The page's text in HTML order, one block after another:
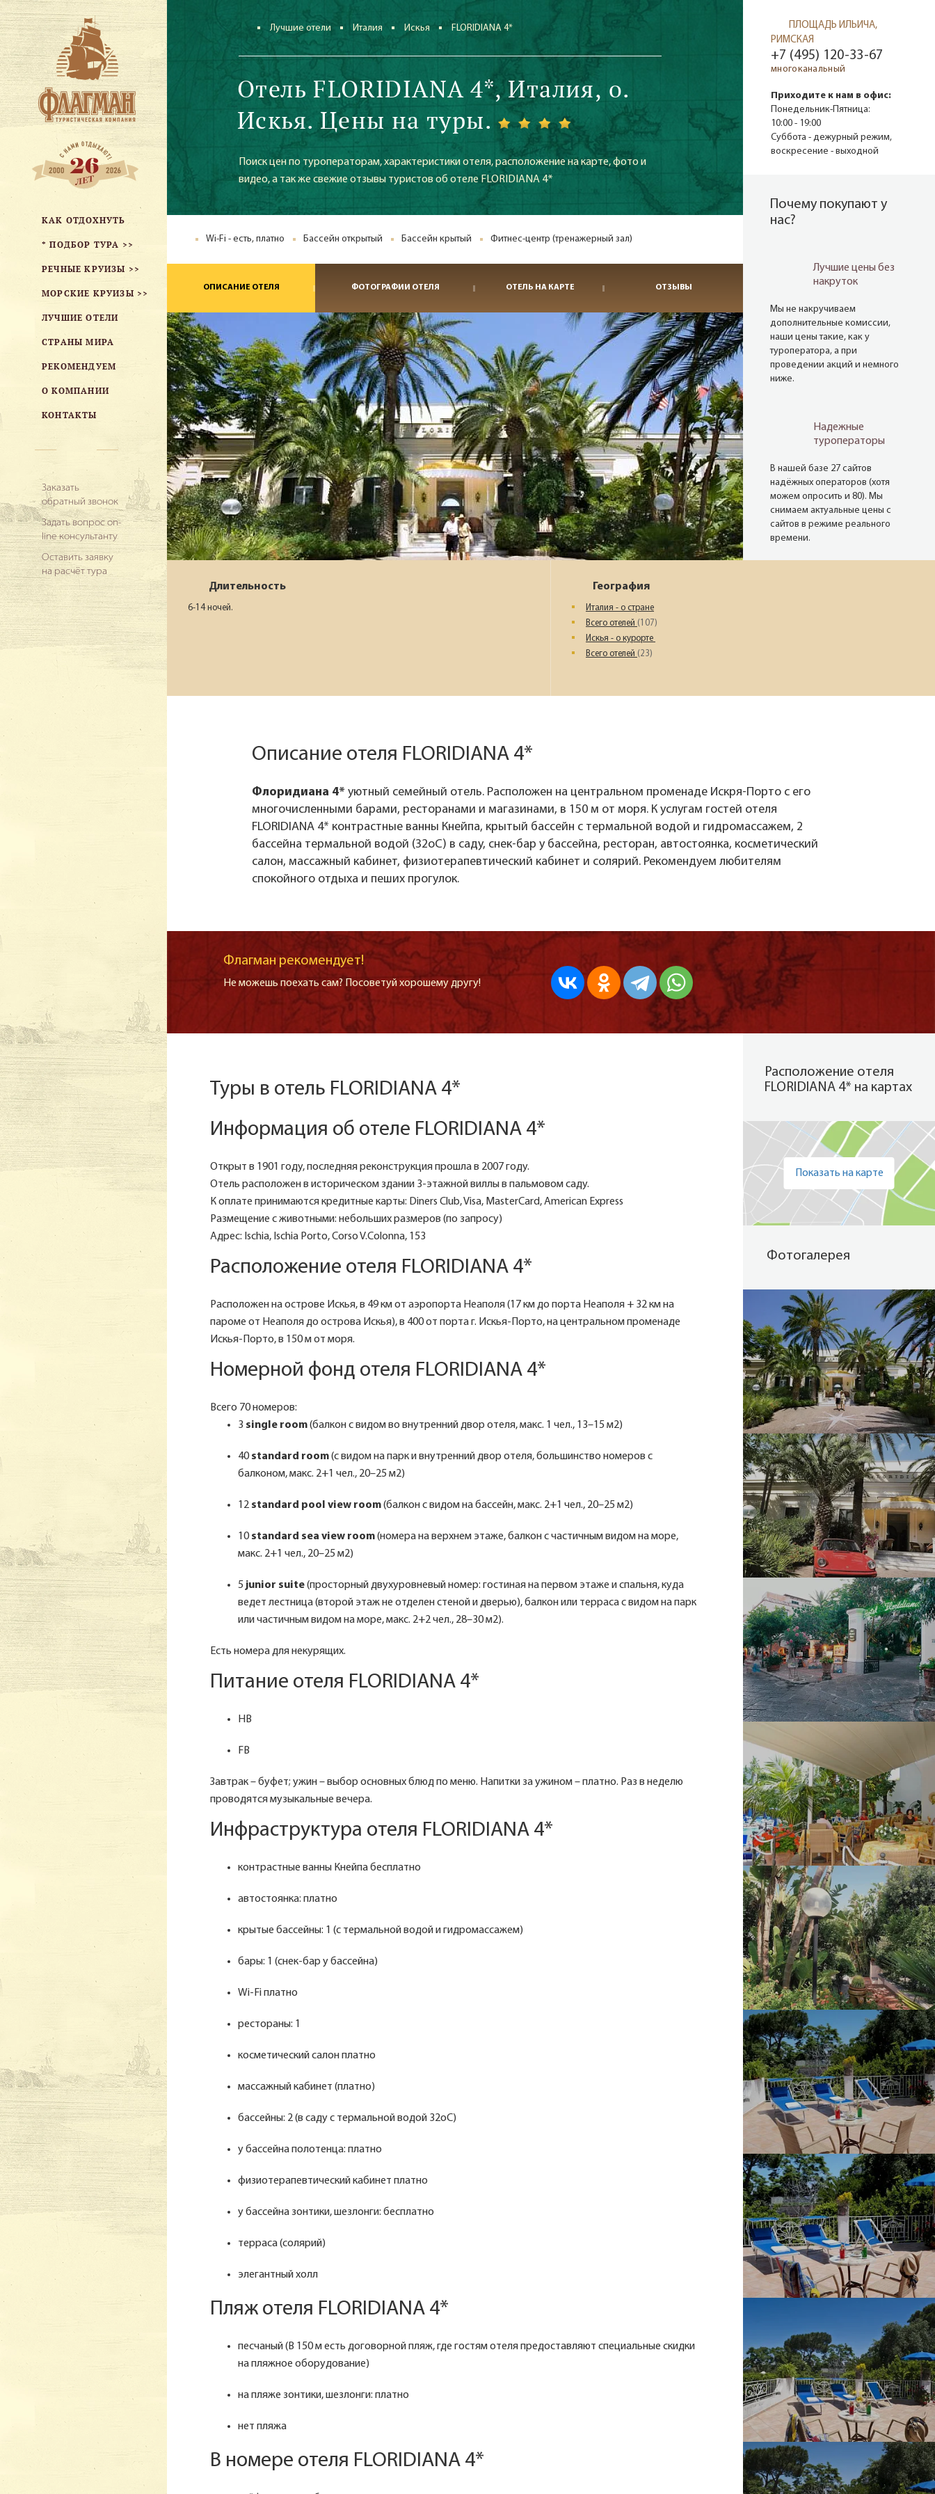
КАК ОТДОХНУТЬ
* ПОДБОР ТУРА >>
РЕЧНЫЕ КРУИЗЫ >>
МОРСКИЕ КРУИЗЫ >>
ЛУЧШИЕ ОТЕЛИ
СТРАНЫ МИРА
РЕКОМЕНДУЕМ
О КОМПАНИИ
КОНТАКТЫ
Заказать
обратный звонок
Задать вопрос on-
line консультанту
Оставить заявку
на расчёт тура
Лучшие отели Италия Искья FLORIDIANA 4*
Отель FLORIDIANA 4*, Италия, о.
Искья. Цены на туры.
Поиск цен по туроператорам, характеристики отеля, расположение на карте, фото и
видео, а так же свежие отзывы туристов об отеле FLORIDIANA 4*
Wi-Fi - есть, платно Бассейн открытый Бассейн крытый Фитнес-центр (тренажерный зал)
ОПИСАНИЕ ОТЕЛЯ ФОТОГРАФИИ ОТЕЛЯ ОТЕЛЬ НА КАРТЕ ОТЗЫВЫ
ПЛОЩАДЬ ИЛЬИЧА,
РИМСКАЯ
+7 (495) 120-33-67
многоканальный
Приходите к нам в офис:
Понедельник-Пятница:
10:00 - 19:00
Суббота - дежурный режим,
воскресение - выходной
Почему покупают у
нас?
Лучшие цены без
накруток
Мы не накручиваем
дополнительные комиссии,
наши цены такие, как у
туроператора, а при
проведении акций и немного
ниже.
Надежные
туроператоры
В нашей базе 27 сайтов
надёжных операторов (хотя
можем опросить и 80). Мы
снимаем актуальные цены с
сайтов в режиме реального
времени.
рекламные туры.
Мы не продаём туры он-лайн.
убедится в наличии тура по
указанной цене и только после
это связывается с клиентом.
Да! Это не современно, но зато
Длительность
6-14 ночей.
География
Италия - о стране
Всего отелей (107)
Искья - о курорте
Всего отелей (23)
Описание отеля FLORIDIANA 4*
Флоридиана 4* уютный семейный отель. Расположен на центральном променаде Искря-Порто с его
многочисленными барами, ресторанами и магазинами, в 150 м от моря. К услугам гостей отеля
FLORIDIANA 4* контрастные ванны Кнейпа, крытый бассейн с термальной водой и гидромассажем, 2
бассейна термальной водой (32оС) в саду, снек-бар у бассейна, ресторан, автостоянка, косметический
салон, массажный кабинет, физиотерапевтический кабинет и солярий. Рекомендуем любителям
спокойного отдыха и пеших прогулок.
Флагман рекомендует!
Не можешь поехать сам? Посоветуй хорошему другу!
Туры в отель FLORIDIANA 4*
Информация об отеле FLORIDIANA 4*
Открыт в 1901 году, последняя реконструкция прошла в 2007 году.
Отель расположен в историческом здании 3-этажной виллы в пальмовом саду.
К оплате принимаются кредитные карты: Diners Club, Visa, MasterCard, American Express
Размещение с животными: небольших размеров (по запросу)
Адрес: Ischia, Ischia Porto, Corso V.Colonna, 153
Расположение отеля FLORIDIANA 4*
Расположен на острове Искья, в 49 км от аэропорта Неаполя (17 км до порта Неаполя + 32 км на
пароме от Неаполя до острова Искья), в 400 от порта г. Искья-Порто, на центральном променаде
Искья-Порто, в 150 м от моря.
Номерной фонд отеля FLORIDIANA 4*
Всего 70 номеров:
3 single room(балкон с видом во внутренний двор отеля, макс. 1 чел., 13–15 м2)
40 standard room(с видом на парк и внутренний двор отеля, большинство номеров с
балконом, макс. 2+1 чел., 20–25 м2)
12 standard pool view room(балкон с видом на бассейн, макс. 2+1 чел., 20–25 м2)
10 standard sea view room(номера на верхнем этаже, балкон с частичным видом на море,
макс. 2+1 чел., 20–25 м2)
5 junior suite(просторный двухуровневый номер: гостиная на первом этаже и спальня, куда
ведет лестница (второй этаж не отделен стеной и дверью), балкон или терраса с видом на парк
или частичным видом на море, макс. 2+2 чел., 28–30 м2).
Есть номера для некурящих.
Питание отеля FLORIDIANA 4*
HB
FB
Завтрак – буфет; ужин – выбор основных блюд по меню. Напитки за ужином – платно. Раз в неделю
проводятся музыкальные вечера.
Инфраструктура отеля FLORIDIANA 4*
контрастные ванны Кнейпа бесплатно
автостоянка: платно
крытые бассейны: 1 (с термальной водой и гидромассажем)
бары: 1 (снек-бар у бассейна)
Wi-Fi платно
рестораны: 1
косметический салон платно
массажный кабинет (платно)
бассейны: 2 (в саду с термальной водой 32оС)
у бассейна полотенца: платно
физиотерапевтический кабинет платно
у бассейна зонтики, шезлонги: бесплатно
терраса (солярий)
элегантный холл
Пляж отеля FLORIDIANA 4*
песчаный (В 150 м есть договорной пляж, где гостям отеля предоставляют специальные скидки
на пляжное оборудование)
на пляже зонтики, шезлонги: платно
нет пляжа
В номере отеля FLORIDIANA 4*
Расположение отеля
FLORIDIANA 4* на картах
Показать на карте
Фотогалерея